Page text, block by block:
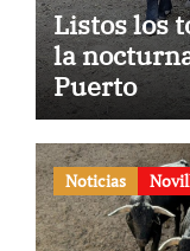
Listos los
la
Puerto
Noticias